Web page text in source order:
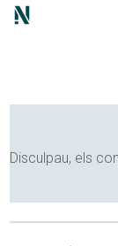
Disculpau, els